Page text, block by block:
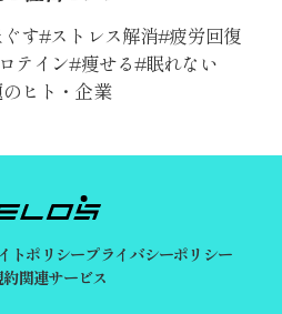
す ストレス解消 疲労回復
テイン 痩せる 眠れない
ヒト・企業
トポリシープライバシーポリシー
約関連サービス